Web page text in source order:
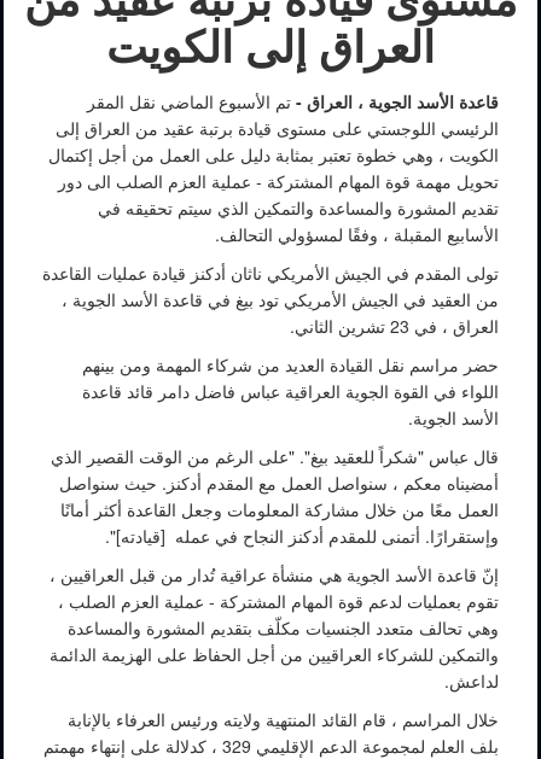
PHOTO INFORMATION
العراق إلى الكويت
قاعدة الأسد الجوية ، العراق - تم الأسبوع الماضي نقل المقر
الرئيسي اللوجستي على مستوى قيادة برتبة عقيد من العراق إلى
الكويت ، وهي خطوة تعتبر بمثابة دليل على العمل من أجل إكتمال
تحويل مهمة قوة المهام المشتركة - عملية العزم الصلب الى دور
تقديم المشورة والمساعدة والتمكين الذي سيتم تحقيقه في
الأسابيع المقبلة ، وفقًا لمسؤولي التحالف.
تولى المقدم في الجيش الأمريكي ناثان أدكنز قيادة عمليات القاعدة
من العقيد في الجيش الأمريكي تود بيغ في قاعدة الأسد الجوية ،
العراق ، في 23 تشرين الثاني.
حضر مراسم نقل القيادة العديد من شركاء المهمة ومن بينهم
اللواء في القوة الجوية العراقية عباس فاضل دامر قائد قاعدة
الأسد الجوية.
قال عباس "شكراً للعقيد بيغ". "على الرغم من الوقت القصير الذي
أمضيناه معكم ، سنواصل العمل مع المقدم أدكنز. حيث سنواصل
العمل معًا من خلال مشاركة المعلومات وجعل القاعدة أكثر أمانًا
وإستقرارًا. أتمنى للمقدم أدكنز النجاح في عمله [قيادته]".
إنّ قاعدة الأسد الجوية هي منشأة عراقية تُدار من قبل العراقيين ،
تقوم بعمليات لدعم قوة المهام المشتركة - عملية العزم الصلب ،
وهي تحالف متعدد الجنسيات مكلّف بتقديم المشورة والمساعدة
والتمكين للشركاء العراقيين من أجل الحفاظ على الهزيمة الدائمة
لداعش.
خلال المراسم ، قام القائد المنتهية ولايته ورئيس العرفاء بالإنابة
بلف العلم لمجموعة الدعم الإقليمي 329 ، كدلالة على إنتهاء مهمتم